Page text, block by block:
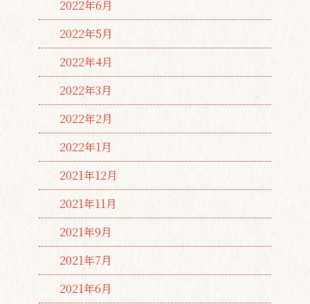
2022年6月
2022年5月
2022年4月
2022年3月
2022年2月
2022年1月
2021年12月
2021年11月
2021年9月
2021年7月
2021年6月